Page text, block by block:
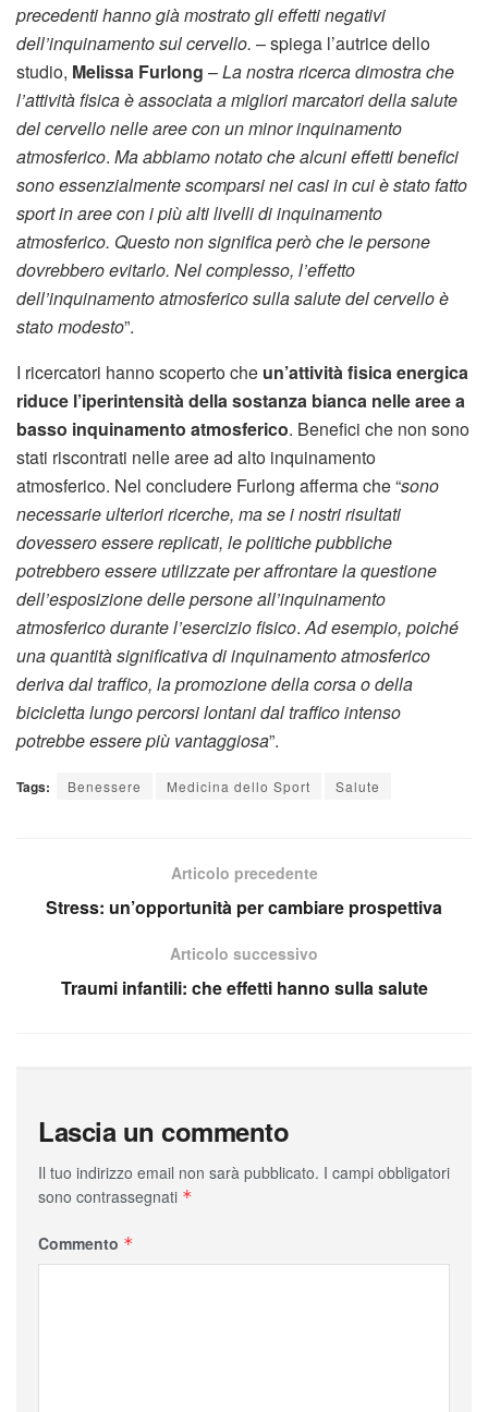
precedenti hanno già mostrato gli effetti negativi
dell’inquinamento sul cervello. – spiega l’autrice dello
studio, Melissa Furlong –La nostra ricerca dimostra che
l’attività fisica è associata a migliori marcatori della salute
del cervello nelle aree con un minor inquinamento
atmosferico. Ma abbiamo notato chealcuni effetti benefici
sono essenzialmente scomparsi nei casi in cui è stato fatto
sport in aree con i più alti livelli di inquinamento
atmosferico. Questo non significa però che le persone
dovrebbero evitarlo. Nel complesso, l’effetto
dell’inquinamento atmosferico sulla salute del cervello è
stato modesto”.
I ricercatori hanno scoperto che un’attività fisica energica
riduce l’iperintensità della sostanza bianca nelle aree a
basso inquinamento atmosferico. Benefici che non sono
stati riscontrati nelle aree ad alto inquinamento
atmosferico. Nel concludere Furlong afferma che “sono
necessarie ulteriori ricerche, ma se i nostri risultati
dovessero essere replicati, le politiche pubbliche
potrebbero essere utilizzate per affrontare la questione
dell’esposizione delle persone all’inquinamento
atmosferico durante l’esercizio fisico.Ad esempio, poiché
una quantità significativa di inquinamento atmosferico
deriva dal traffico, la promozione della corsa o della
bicicletta lungo percorsi lontani dal traffico intenso
potrebbe essere più vantaggiosa”.
Tags: Benessere Medicina dello Sport Salute
Articolo precedente
Stress: un’opportunità per cambiare prospettiva
Articolo successivo
Traumi infantili: che effetti hanno sulla salute
Lascia un commento
Il tuo indirizzo email non sarà pubblicato. I campi obbligatori
sono contrassegnati *
Commento *